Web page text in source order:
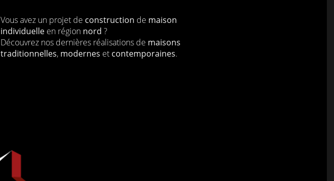
Vous avez un projet de construction de maison
individuelle en région nord ?
Découvrez nos dernières réalisations de maisons
traditionnelles, modernes et contemporaines.